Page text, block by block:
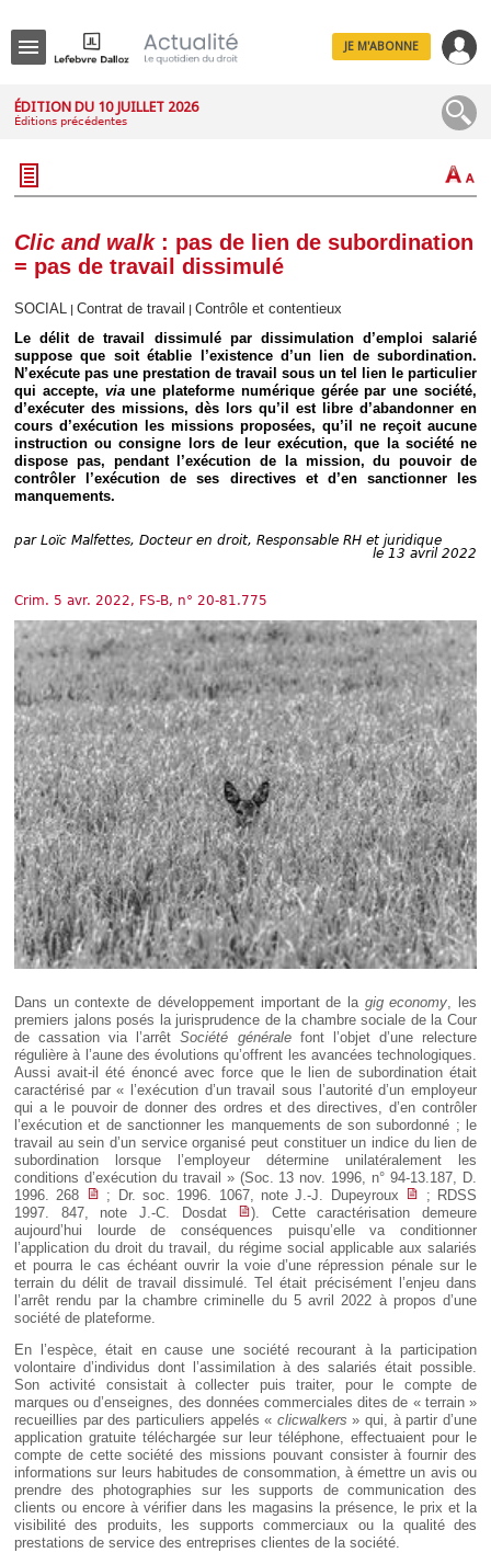
IT
JE M'ABONNE
ÉDITION DU 10 JUILLET 2026
Éditions précédentes
Clic and walk: pas de lien de subordination
= pas de travail dissimulé
SOCIAL Contrat de travail
Contrôle et contentieux
Le délit de travail dissimulé par dissimulation d’emploi salarié
suppose que soit établie l’existence d’un lien de subordination.
N’exécute pas une prestation de travail sous un tel lien le particulier
qui accepte, viaune plateforme numérique gérée par une société,
d’exécuter des missions, dès lors qu’il est libre d’abandonner en
cours d’exécution les missions proposées, qu’il ne reçoit aucune
instruction ou consigne lors de leur exécution, que la société ne
dispose pas, pendant l’exécution de la mission, du pouvoir de
contrôler l’exécution de ses directives et d’en sanctionner les
manquements.
par Loïc Malfettes, Docteur en droit, Responsable RH et juridique
le 13 avril 2022
Crim. 5 avr. 2022, FS-B, n° 20-81.775
Dans un contexte de développement important de la gig economy, les
premiers jalons posés la jurisprudence de la chambre sociale de la Cour
de cassation via l’arrêtSociété généralefont l’objet d’une relecture
régulière à l’aune des évolutions qu’offrent les avancées technologiques.
Aussi avait-il été énoncé avec force que le lien de subordination était
caractérisé par « l’exécution d’un travail sous l’autorité d’un employeur
qui a le pouvoir de donner des ordres et des directives, d’en contrôler
l’exécution et de sanctionner les manquements de son subordonné ; le
travail au sein d’un service organisé peut constituer un indice du lien de
subordination lorsque l’employeur détermine unilatéralement les
conditions d’exécution du travail » (Soc. 13 nov. 1996, n° 94-13.187, D.
1996. 268
; Dr. soc. 1996. 1067, note J.-J. Dupeyroux
; RDSS
1997. 847, note J.-C. Dosdat
). Cette caractérisation demeure
aujourd’hui lourde de conséquences puisqu’elle va conditionner
l’application du droit du travail, du régime social applicable aux salariés
et pourra le cas échéant ouvrir la voie d’une répression pénale sur le
terrain du délit de travail dissimulé. Tel était précisément l’enjeu dans
l’arrêt rendu par la chambre criminelle du 5 avril 2022 à propos d’une
société de plateforme.
En l’espèce, était en cause une société recourant à la participation
volontaire d’individus dont l’assimilation à des salariés était possible.
Son activité consistait à collecter puis traiter, pour le compte de
marques ou d’enseignes, des données commerciales dites de « terrain »
recueillies par des particuliers appelés « clicwalkers » qui, à partir d’une
application gratuite téléchargée sur leur téléphone, effectuaient pour le
compte de cette société des missions pouvant consister à fournir des
informations sur leurs habitudes de consommation, à émettre un avis ou
prendre des photographies sur les supports de communication des
clients ou encore à vérifier dans les magasins la présence, le prix et la
visibilité des produits, les supports commerciaux ou la qualité des
prestations de service des entreprises clientes de la société.